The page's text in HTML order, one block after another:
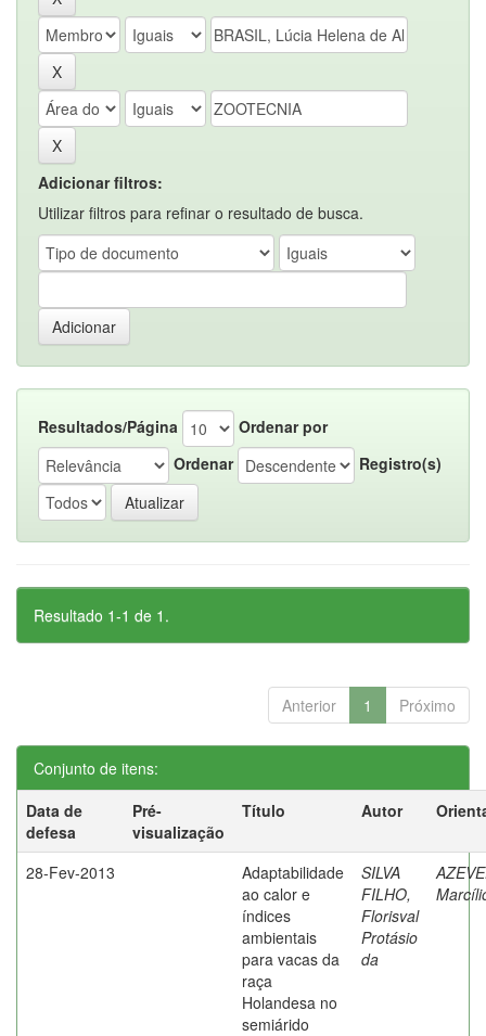
Adicionar filtros:
Utilizar filtros para refinar o resultado de busca.
Resultados/Página
Ordenar por
Ordenar
Registro(s)
Resultado 1-1 de 1.
Anterior 1 Próximo
Conjunto de itens:
Data de
defesa
Pré-
visualização
Título Autor
28-Fev-2013
Adaptabilidade
ao calor e
índices
ambientais
para vacas da
raça
Holandesa no
semiárido
SILVA
FILHO,
Florisval
Protásio
da